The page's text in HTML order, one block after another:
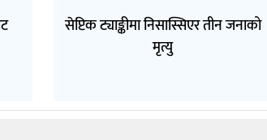
सेप्टिक ट्याङ्कीमा निसास्सिएर तीन जनाको
मृत्यु